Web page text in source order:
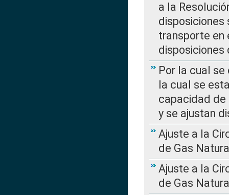
a la
disposiciones
transporte en
disposiciones
Por la cual se
la cual se
capacidad de
y se ajustan
Ajuste a la
de Gas
Ajuste a la
de Gas